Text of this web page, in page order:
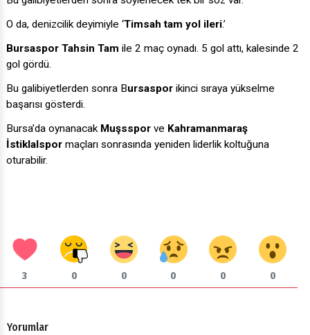
O da, denizcilik deyimiyle ‘Timsah tam yol ileri.’
Bursaspor Tahsin Tam ile 2 maç oynadı. 5 gol attı, kalesinde 2
gol gördü.
Bu galibiyetlerden sonra Bursaspor ikinci sıraya yükselme
başarısı gösterdi.
Bursa’da oynanacak Muşsspor ve Kahramanmaraş
İstiklalspor maçları sonrasında yeniden liderlik koltuğuna
oturabilir.
3 0 0 0 0 0
Yorumlar